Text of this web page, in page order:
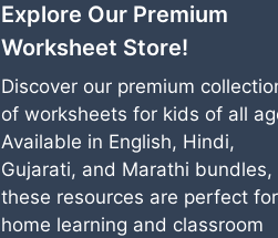
Explore Our Premium
Worksheet Store!
Discover our premium
of worksheets for kids of all
Available in English, Hindi,
Gujarati, and Marathi bundles,
these resources are perfect for
home learning and classroom